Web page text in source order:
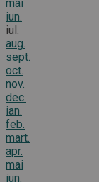
mai
iun.
iul.
aug.
sept.
oct.
nov.
dec.
ian.
feb.
mart.
apr.
mai
iun.